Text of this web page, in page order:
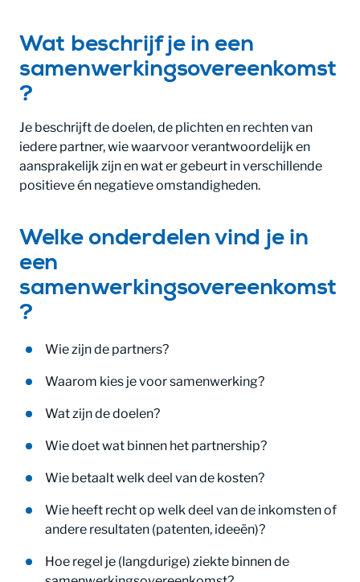
Wat beschrijf je in een
samenwerkingsovereenkomst
?
Je beschrijft de doelen, de plichten en rechten van
iedere partner, wie waarvoor verantwoordelijk en
aansprakelijk zijn en wat er gebeurt in verschillende
positieve én negatieve omstandigheden.
Welke onderdelen vind je in
een
samenwerkingsovereenkomst
?
Wie zijn de partners?
Waarom kies je voor samenwerking?
Wat zijn de doelen?
Wie doet wat binnen het partnership?
Wie betaalt welk deel van de kosten?
Wie heeft recht op welk deel van de inkomsten of
andere resultaten (patenten, ideeën)?
Hoe regel je (langdurige) ziekte binnen de